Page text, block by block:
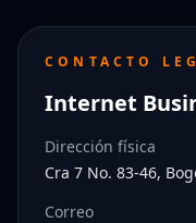
CONTACTO
Internet
Dirección física
Cra 7 No. 83-46,
Correo